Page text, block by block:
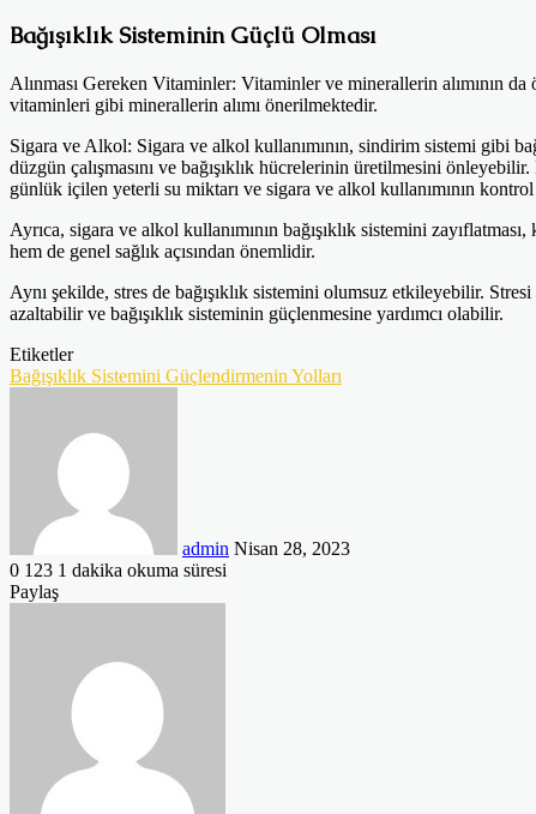
Bağışıklık Sisteminin Güçlü Olması
Alınması Gereken Vitaminler: Vitaminler ve minerallerin alımının
vitaminleri gibi minerallerin alımı önerilmektedir.
Sigara ve Alkol: Sigara ve alkol kullanımının, sindirim sistemi gibi
düzgün çalışmasını ve bağışıklık hücrelerinin üretilmesini
günlük içilen yeterli su miktarı ve sigara ve alkol kullanımının kontrol
Ayrıca, sigara ve alkol kullanımının bağışıklık sistemini
hem de genel sağlık açısından önemlidir.
Aynı şekilde, stres de bağışıklık sistemini olumsuz etkileyebilir.
azaltabilir ve bağışıklık sisteminin güçlenmesine yardımcı olabilir.
Etiketler
Bağışıklık Sistemini Güçlendirmenin Yolları
admin Nisan 28, 2023
0 123 1 dakika okuma süresi
Facebook
Twitter
LinkedIn
Tumblr
Pinterest
Reddit
VKontakte
Odnoklassniki
Pocket
Paylaş